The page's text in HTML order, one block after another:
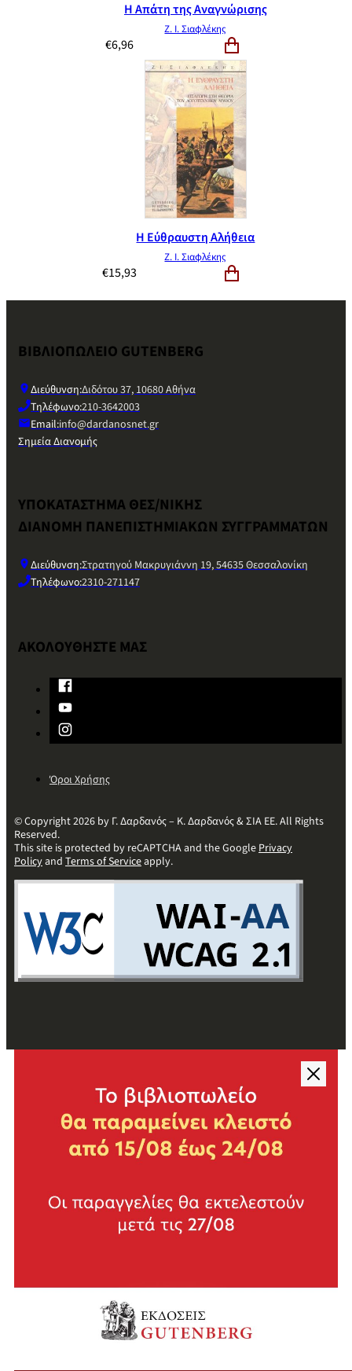
Η Απάτη της Αναγνώρισης
Ζ. Ι. Σιαφλέκης
€6,96
Η Εύθραυστη Αλήθεια
Ζ. Ι. Σιαφλέκης
€15,93
ΒΙΒΛΙΟΠΩΛΕΙΟ GUTENBERG
Διεύθυνση:Διδότου 37, 10680 Αθήνα
Τηλέφωνο:210-3642003
Email:info@dardanosnet.gr
Σημεία Διανομής
ΥΠΟΚΑΤΑΣΤΗΜΑ ΘΕΣ/ΝΙΚΗΣ
ΔΙΑΝΟΜΗ ΠΑΝΕΠΙΣΤΗΜΙΑΚΩΝ ΣΥΓΓΡΑΜΜΑΤΩΝ
Διεύθυνση:Στρατηγού Μακρυγιάννη 19, 54635 Θεσσαλονίκη
Τηλέφωνο:2310-271147
ΑΚΟΛΟΥΘΗΣΤΕ ΜΑΣ
Όροι Χρήσης
© Copyright 2026 by Γ. Δαρδανός – Κ. Δαρδανός & ΣΙΑ ΕΕ. All Rights
Reserved.
This site is protected by reCAPTCHA and the GooglePrivacy
Policyand Terms of Serviceapply.